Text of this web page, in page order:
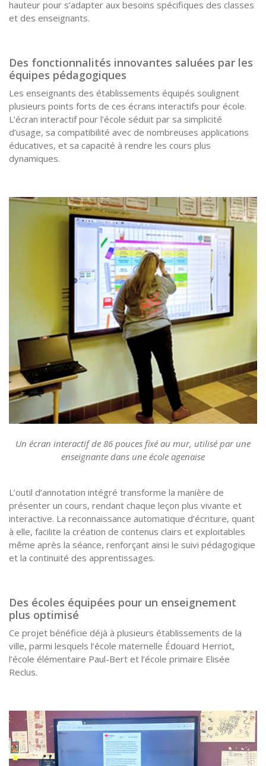
hauteur pour s’adapter aux besoins spécifiques des classes
et des enseignants.
Des fonctionnalités innovantes saluées par les
équipes pédagogiques
Les enseignants des établissements équipés soulignent
plusieurs points forts de ces écrans interactifs pour école.
L’écran interactif pour l’école séduit par sa simplicité
d’usage, sa compatibilité avec de nombreuses applications
éducatives, et sa capacité à rendre les cours plus
dynamiques.
Un écran interactif de 86 pouces fixé au mur, utilisé par une
enseignante dans une école agenaise
L’outil d’annotation intégré transforme la manière de
présenter un cours, rendant chaque leçon plus vivante et
interactive. La reconnaissance automatique d’écriture, quant
à elle, facilite la création de contenus clairs et exploitables
même après la séance, renforçant ainsi le suivi pédagogique
et la continuité des apprentissages.
Des écoles équipées pour un enseignement
plus optimisé
Ce projet bénéficie déjà à plusieurs établissements de la
ville, parmi lesquels l’école maternelle Édouard Herriot,
l’école élémentaire Paul-Bert et l’école primaire Elisée
Reclus.